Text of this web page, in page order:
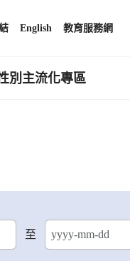
English 教育服務網
別主流化專區
至